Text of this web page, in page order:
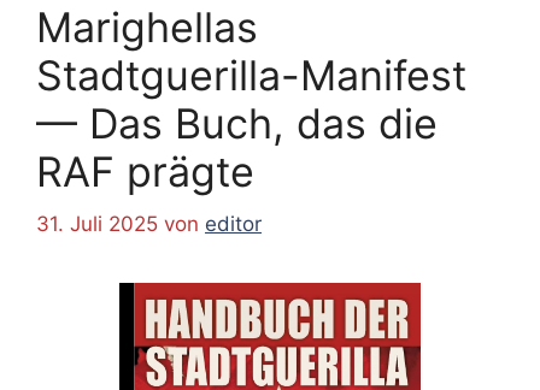
Marighellas
Stadtguerilla-Manifest
— Das Buch, das die
RAF prägte
31. Juli 2025 von editor